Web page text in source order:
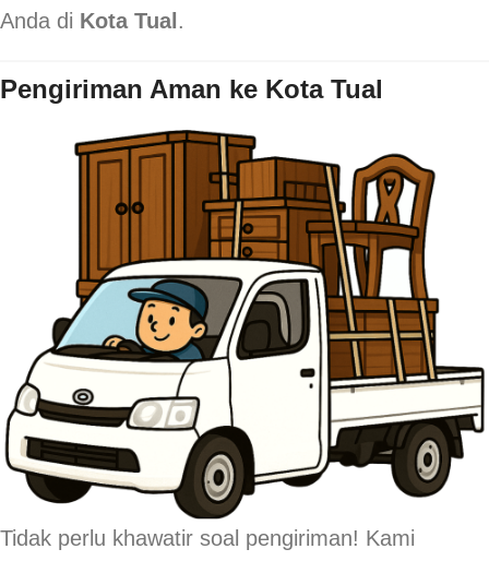
Anda di Kota Tual .
Pengiriman Aman ke Kota Tual
Tidak perlu khawatir soal pengiriman! Kami